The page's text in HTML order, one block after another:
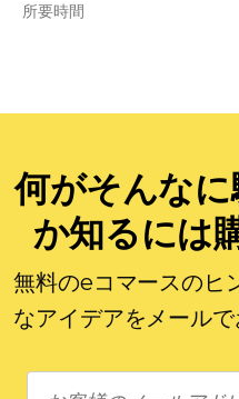
所要時間
何がそんな
か知るには
無料のeコマースのヒ
なアイデアをメール